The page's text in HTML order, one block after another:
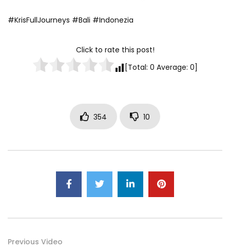
#KrisFullJourneys #Bali #Indonezia
Click to rate this post!
[Total: 0 Average: 0]
354 10
Previous Video